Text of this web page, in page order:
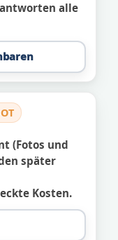
alle
(Fotos und
später
Kosten.